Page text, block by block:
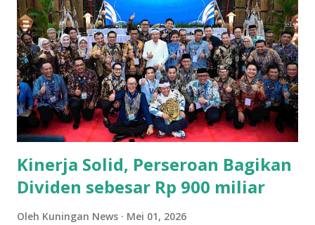
signifikan terhadap roda perekonomian daerah.
Keberhasilan mereka tak lepas dari strategi bisnis yang
tepat dan kemampuan menyesuaikan diri dengan
kebutuhan pasar yang dinamis. Selain ritel, sektor properti
dan konstruksi juga menjadi pilar penting bagi
perekonomian Kuningan. Beberapa perusahaan besar di
bidang ini terlibat dalam pembangunan infrastruktur yang
tidak hanya bermanfaat bagi daerah, tetapi...
Kinerja Solid, Perseroan Bagikan
Dividen sebesar Rp 900 miliar
Oleh Kuningan News Mei 01, 2026